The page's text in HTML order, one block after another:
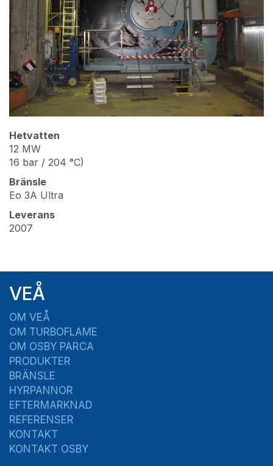
Hetvatten
12 MW
16 bar / 204 °C)
Bränsle
Eo 3A Ultra
Leverans
2007
VEÅ
OM VEÅ
OM TURBOFLAME
OM OSBY PARCA
PRODUKTER
BRÄNSLE
HYRPANNOR
EFTERMARKNAD
REFERENSER
KONTAKT
KONTAKT OSBY